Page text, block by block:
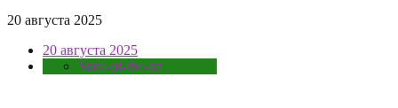
20 августа 2025
20 августа 2025
State-of-the-art